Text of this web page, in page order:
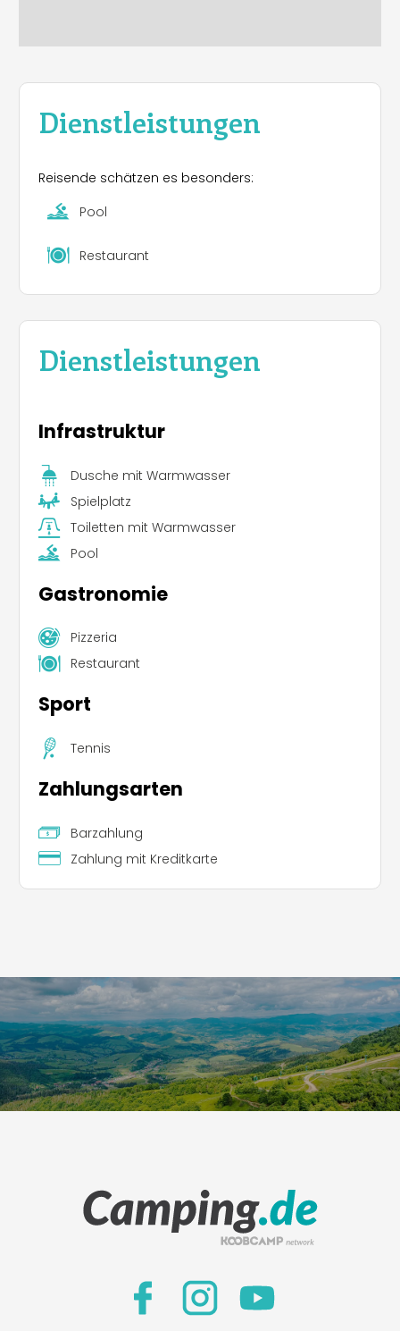
Dienstleistungen
Reisende schätzen es besonders:
Pool
Restaurant
Dienstleistungen
Infrastruktur
Dusche mit Warmwasser
Spielplatz
Toiletten mit Warmwasser
Pool
Gastronomie
Pizzeria
Restaurant
Sport
Tennis
Zahlungsarten
Barzahlung
Zahlung mit Kreditkarte